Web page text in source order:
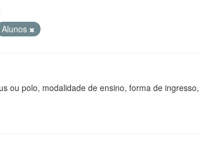
Alunos
ou polo, modalidade de ensino, forma de ingresso,